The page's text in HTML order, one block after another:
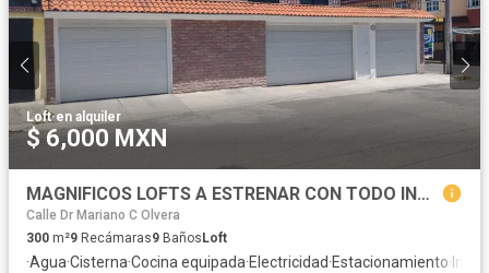
Loft·en alquiler
$ 6,000 MXN
MAGNIFICOS LOFTS A ESTRENAR CON TODO INCLUIDO
Calle Dr Mariano C Olvera
300 m²9 Recámaras9 BañosLoft
·Agua·Cisterna·Cocina equipada·Electricidad·Estacionamiento·